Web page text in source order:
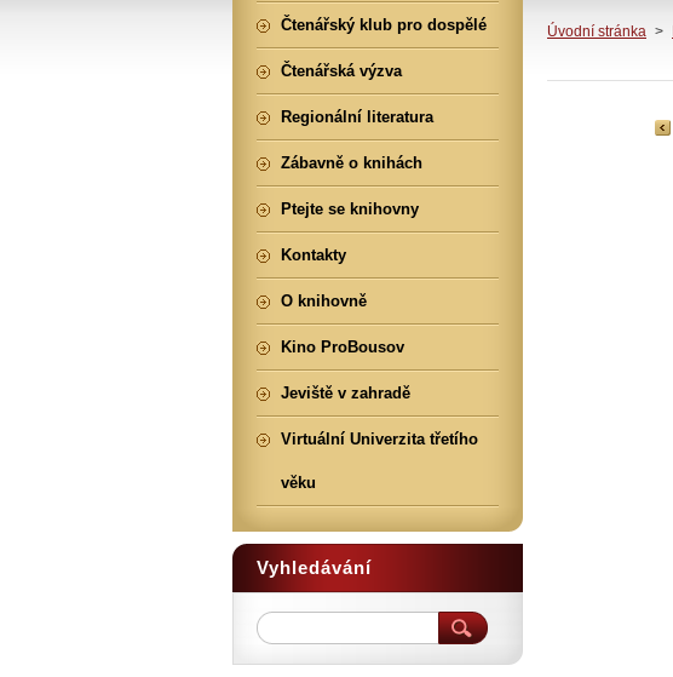
Úvodní stránka >
Čtenářský klub pro dospělé
Čtenářská výzva
Regionální literatura
Zábavně o knihách
Ptejte se knihovny
Kontakty
O knihovně
Kino ProBousov
Jeviště v zahradě
Virtuální Univerzita třetího
věku
Vyhledávání